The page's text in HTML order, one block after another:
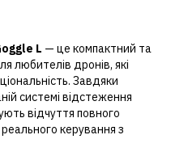
L — це компактний та
любителів дронів, які
Завдяки
системі відстеження
відчуття повного
керування з